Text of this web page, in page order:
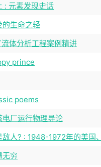
: 元素发现史话
的生命之轻
体分析工程案例精讲
prince
poems
电厂运行物理导论
敌人? : 1948-1972年的美国
无穷